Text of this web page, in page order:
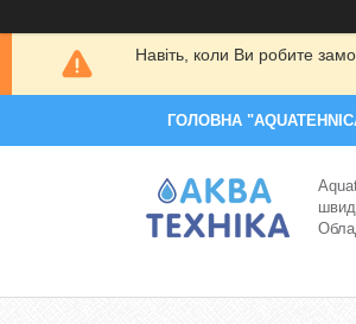
Навіть, коли Ви робите
ГОЛОВНА